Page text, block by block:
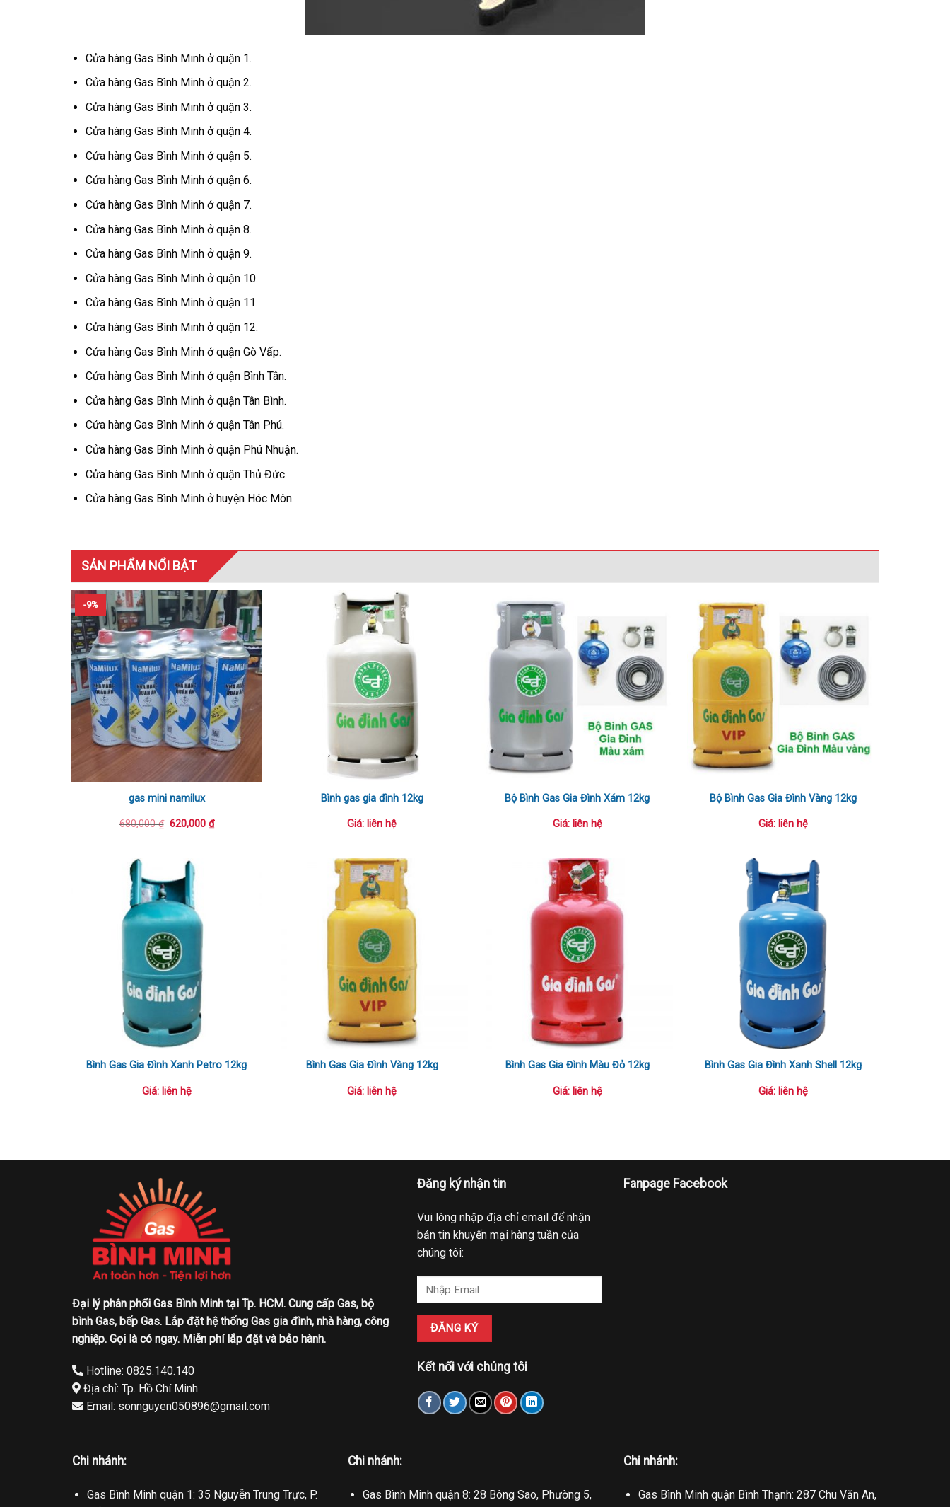
Cửa hàng Gas Bình Minh ở quận 1.
Cửa hàng Gas Bình Minh ở quận 2.
Cửa hàng Gas Bình Minh ở quận 3.
Cửa hàng Gas Bình Minh ở quận 4.
Cửa hàng Gas Bình Minh ở quận 5.
Cửa hàng Gas Bình Minh ở quận 6.
Cửa hàng Gas Bình Minh ở quận 7.
Cửa hàng Gas Bình Minh ở quận 8.
Cửa hàng Gas Bình Minh ở quận 9.
Cửa hàng Gas Bình Minh ở quận 10.
Cửa hàng Gas Bình Minh ở quận 11.
Cửa hàng Gas Bình Minh ở quận 12.
Cửa hàng Gas Bình Minh ở quận Gò Vấp.
Cửa hàng Gas Bình Minh ở quận Bình Tân.
Cửa hàng Gas Bình Minh ở quận Tân Bình.
Cửa hàng Gas Bình Minh ở quận Tân Phú.
Cửa hàng Gas Bình Minh ở quận Phú Nhuận.
Cửa hàng Gas Bình Minh ở quận Thủ Đức.
Cửa hàng Gas Bình Minh ở huyện Hóc Môn.
SẢN PHẨM NỔI BẬT
-9%
gas mini namilux
680,000₫ Giá
620,000 ₫Giá
hiện
Bình gas gia đình 12kg
Giá: liên hệ
Bộ Bình Gas Gia Đình Xám 12kg
Giá: liên hệ
Bộ Bình Gas Gia Đình Vàng 12kg
Giá: liên hệ
Bình Gas Gia Đình Xanh Petro 12kg
Giá: liên hệ
Bình Gas Gia Đình Vàng 12kg
Giá: liên hệ
Bình Gas Gia Đình Màu Đỏ 12kg
Giá: liên hệ
Bình Gas Gia Đình Xanh Shell 12kg
Giá: liên hệ
Đại lý phân phối Gas Bình Minh tại Tp. HCM. Cung cấp Gas, bộ
bình Gas, bếp Gas. Lắp đặt hệ thống Gas gia đình, nhà hàng, công
nghiệp. Gọi là có ngay. Miễn phí lắp đặt và bảo hành.
Hotline: 0825.140.140
Địa chỉ: Tp. Hồ Chí Minh
Email: sonnguyen050896@gmail.com
Đăng ký nhận tin
Vui lòng nhập địa chỉ email để nhận
bản tin khuyến mại hàng tuần của
chúng tôi:
Kết nối với chúng tôi
Fanpage Facebook
Chi nhánh:
Gas Bình Minh quận 1: 35 Nguyễn Trung Trực, P.
Chi nhánh:
Gas Bình Minh quận 8: 28 Bông Sao, Phường 5,
Chi nhánh:
Gas Bình Minh quận Bình Thạnh: 287 Chu Văn An,